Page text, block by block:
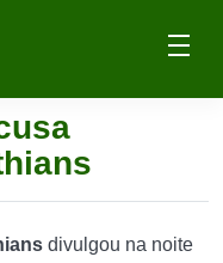
divulgou na noite